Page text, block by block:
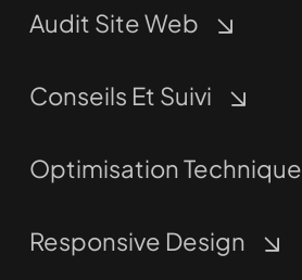
Audit Site Web
Conseils Et Suivi
Optimisation Technique
Responsive Design